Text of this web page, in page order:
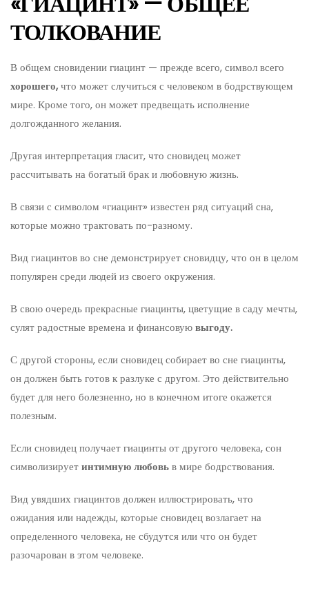
ТОЛКОВАНИЕ
В общем сновидении гиацинт — прежде всего, символ всего
хорошего,что может случиться с человеком в бодрствующем
мире. Кроме того, он может предвещать исполнение
долгожданного желания.
Другая интерпретация гласит, что сновидец может
рассчитывать на богатый брак и любовную жизнь.
В связи с символом «гиацинт» известен ряд ситуаций сна,
которые можно трактовать по-разному.
Вид гиацинтов во сне демонстрирует сновидцу, что он в целом
популярен среди людей из своего окружения.
В свою очередь прекрасные гиацинты, цветущие в саду мечты,
сулят радостные времена и финансовуювыгоду.
С другой стороны, если сновидец собирает во сне гиацинты,
он должен быть готов к разлуке с другом. Это действительно
будет для него болезненно, но в конечном итоге окажется
полезным.
Если сновидец получает гиацинты от другого человека, сон
символизируетинтимную любовьв мире бодрствования.
Вид увядших гиацинтов должен иллюстрировать, что
ожидания или надежды, которые сновидец возлагает на
определенного человека, не сбудутся или что он будет
разочарован в этом человеке.